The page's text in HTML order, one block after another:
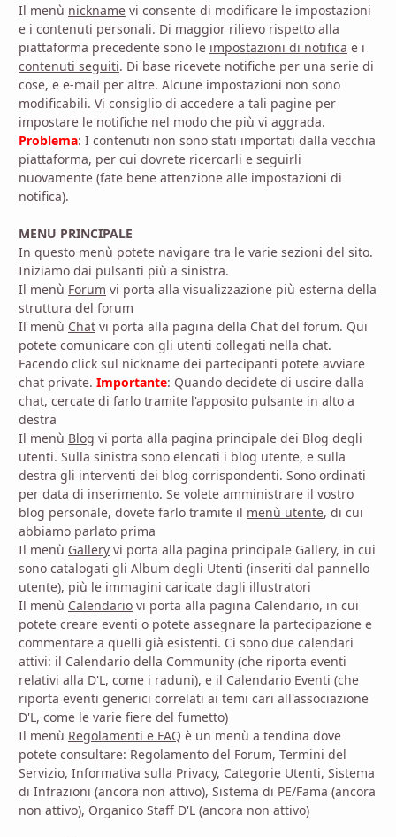
Il menù nickname vi consente di modificare le impostazioni
e i contenuti personali. Di maggior rilievo rispetto alla
piattaforma precedente sono le impostazioni di notifica e i
contenuti seguiti. Di base ricevete notifiche per una serie di
cose, e e-mail per altre. Alcune impostazioni non sono
modificabili. Vi consiglio di accedere a tali pagine per
impostare le notifiche nel modo che più vi aggrada.
Problema: I contenuti non sono stati importati dalla vecchia
piattaforma, per cui dovrete ricercarli e seguirli
nuovamente (fate bene attenzione alle impostazioni di
notifica).
MENU PRINCIPALE
In questo menù potete navigare tra le varie sezioni del sito.
Iniziamo dai pulsanti più a sinistra.
Il menù Forum vi porta alla visualizzazione più esterna della
struttura del forum
Il menù Chat vi porta alla pagina della Chat del forum. Qui
potete comunicare con gli utenti collegati nella chat.
Facendo click sul nickname dei partecipanti potete avviare
chat private. Importante: Quando decidete di uscire dalla
chat, cercate di farlo tramite l'apposito pulsante in alto a
destra
Il menù Blog vi porta alla pagina principale dei Blog degli
utenti. Sulla sinistra sono elencati i blog utente, e sulla
destra gli interventi dei blog corrispondenti. Sono ordinati
per data di inserimento. Se volete amministrare il vostro
blog personale, dovete farlo tramite il menù utente, di cui
abbiamo parlato prima
Il menù Gallery vi porta alla pagina principale Gallery, in cui
sono catalogati gli Album degli Utenti (inseriti dal pannello
utente), più le immagini caricate dagli illustratori
Il menù Calendario vi porta alla pagina Calendario, in cui
potete creare eventi o potete assegnare la partecipazione e
commentare a quelli già esistenti. Ci sono due calendari
attivi: il Calendario della Community (che riporta eventi
relativi alla D'L, come i raduni), e il Calendario Eventi (che
riporta eventi generici correlati ai temi cari all'associazione
D'L, come le varie fiere del fumetto)
Il menù Regolamenti e FAQ è un menù a tendina dove
potete consultare: Regolamento del Forum, Termini del
Servizio, Informativa sulla Privacy, Categorie Utenti, Sistema
di Infrazioni (ancora non attivo), Sistema di PE/Fama (ancora
non attivo), Organico Staff D'L (ancora non attivo)